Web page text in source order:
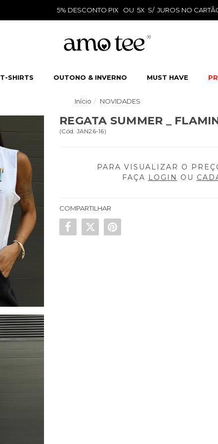
5% DESCONTO PIX OU 5X S/ JUROS NO CARTÃO
T-SHIRTS OUTONO & INVERNO MUST HAVE
Início NOVIDADES
REGATA SUMMER _
(Cód. JAN26-16)
PARA VISUALIZAR O
FAÇA LOGIN OU
COMPARTILHAR